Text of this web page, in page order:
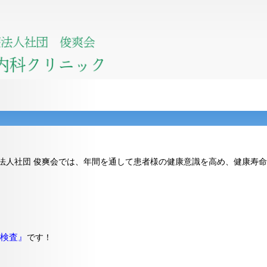
人社団 俊爽会では、年間を通して患者様の健康意識を高め、健康寿
査』 です！